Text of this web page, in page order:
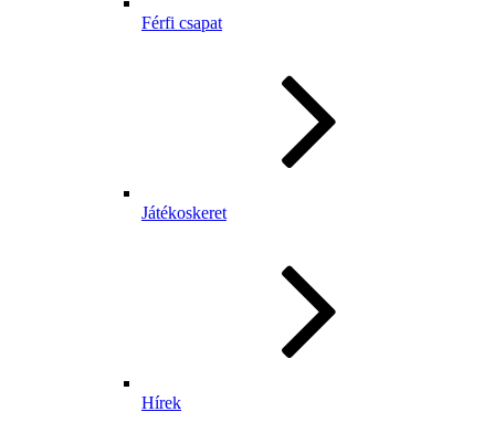
Férfi csapat
Játékoskeret
Hírek